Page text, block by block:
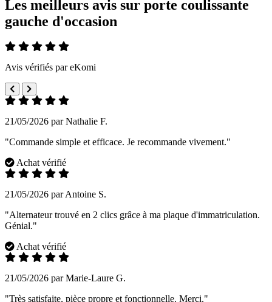
Les meilleurs avis sur porte coulissante
gauche d'occasion
Avis vérifiés par eKomi
21/05/2026 par Nathalie F.
"Commande simple et efficace. Je recommande vivement."
Achat vérifié
21/05/2026 par Antoine S.
"Alternateur trouvé en 2 clics grâce à ma plaque d'immatriculation.
Génial."
Achat vérifié
21/05/2026 par Marie-Laure G.
"Très satisfaite, pièce propre et fonctionnelle. Merci."